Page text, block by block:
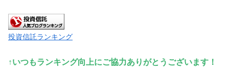
投資信託ランキング
↑いつもランキング向上にご協力ありがとうございます！